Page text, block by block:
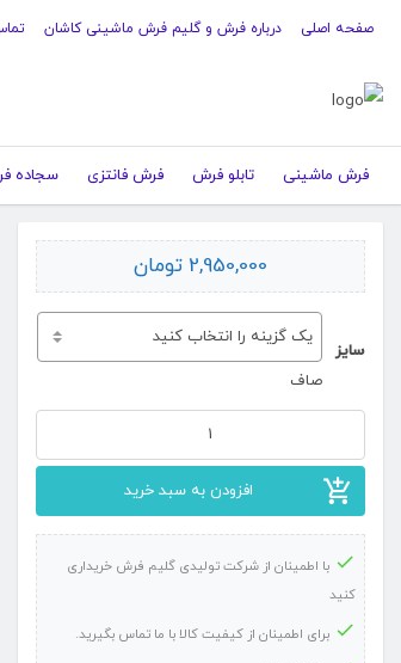
صفحه اصلی درباره فرش و گلیم فرش ماشینی کاشان
فرش ماشینی تابلو فرش فرش فانتزی سجاده
2,950,000 تومان
سایز
صاف
ماشینی
چشمه
نقره
ای
عدد
افزودن به سبد خرید
با اطمینان از شرکت تولیدی گلیم فرش خریداری
کنید
برای اطمینان از کیفیت کالا با ما تماس بگیرید.